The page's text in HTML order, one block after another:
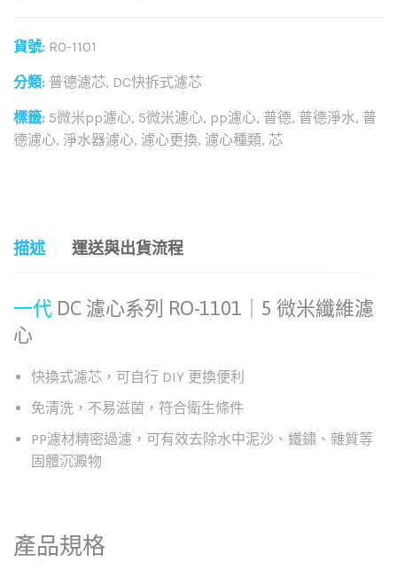
貨號: RO-1101
分類: 普德濾芯, DC快拆式濾芯
標籤: 5微米pp濾心, 5微米濾心, pp濾心, 普德, 普德淨水, 普
德濾心, 淨水器濾心, 濾心更換, 濾心種類, 芯
描述 運送與出貨流程
一代 DC 濾心系列 RO-1101｜5 微米纖維濾
心
快換式濾芯，可自行 DIY 更換便利
免清洗，不易滋菌，符合衛生條件
PP濾材精密過濾，可有效去除水中泥沙、鐵鏽、雜質等
固體沉澱物
產品規格